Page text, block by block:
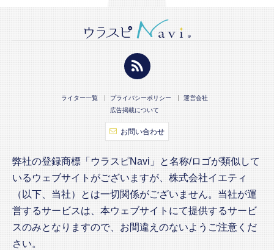
ライター一覧 プライバシーポリシー
運営会社
広告掲載について
お問い合わせ
弊社の登録商標「ウラスピNavi」と名称/ロゴが類似して
いるウェブサイトがございますが、株式会社イエティ
（以下、当社）とは一切関係がございません。当社が運
営するサービスは、本ウェブサイトにて提供するサービ
スのみとなりますので、お間違えのないようご注意くだ
さい。